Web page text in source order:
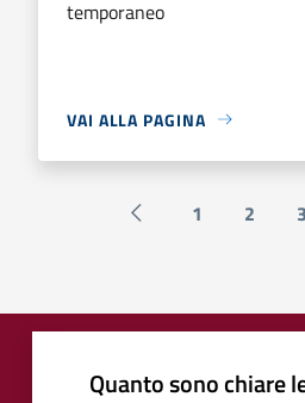
temporaneo
VAI ALLA PAGINA
Pagina precedente
1 2 3
Quanto sono chiare